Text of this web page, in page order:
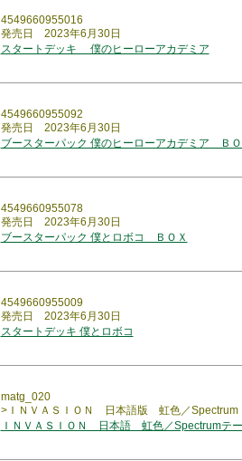
4549660955016
発売日 2023年6月30日
スタートデッキ 僕のヒーローアカデミア
4549660955092
発売日 2023年6月30日
ブースターパック 僕のヒーローアカデミア Ｂ
4549660955078
発売日 2023年6月30日
ブースターパック 僕とロボコ ＢＯＸ
4549660955009
発売日 2023年6月30日
スタートデッキ 僕とロボコ
matg_020
>ＩＮＶＡＳＩＯＮ 日本語版 虹色／
ＩＮＶＡＳＩＯＮ 日本語 虹色／Spectrumテ